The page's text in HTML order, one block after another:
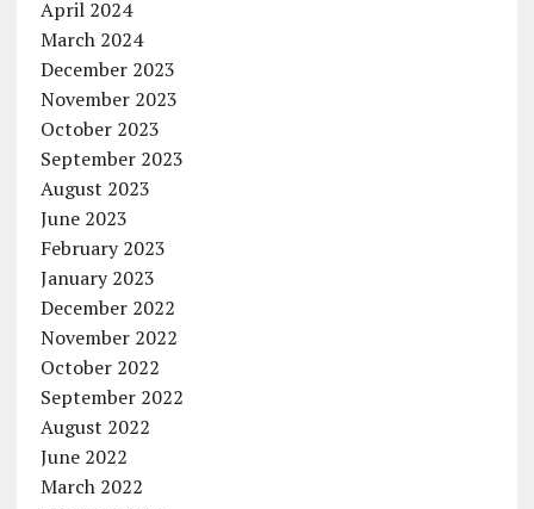
April 2024
March 2024
December 2023
November 2023
October 2023
September 2023
August 2023
June 2023
February 2023
January 2023
December 2022
November 2022
October 2022
September 2022
August 2022
June 2022
March 2022